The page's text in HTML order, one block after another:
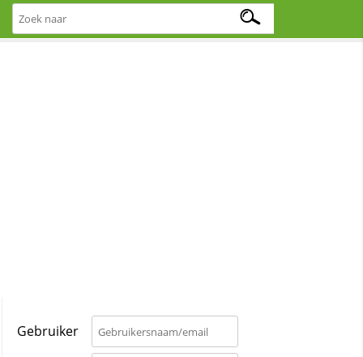
Gebruiker